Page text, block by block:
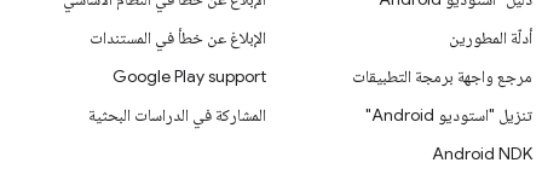
أدلّة المطورين
مرجع واجهة برمجة التطبيقات
تنزيل "استوديو Android"
Android NDK
الإبلاغ عن خطأ في المستندات
Google Play support
المشاركة في الدراسات البحثية